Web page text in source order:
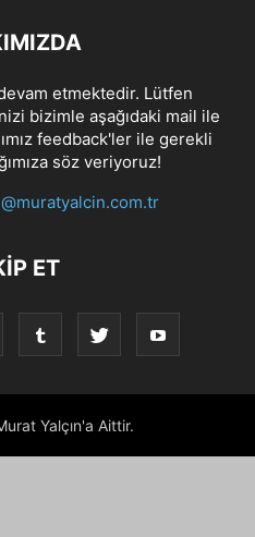
etmektedir. Lütfen
bizimle aşağıdaki mail ile
feedback'ler ile gerekli
söz veriyoruz!
ET
Yalçın'a Aittir.